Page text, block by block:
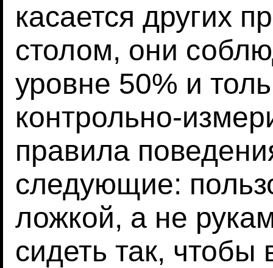
касается других
столом, они
уровне 50% и
контрольно-
правила
следующие:
ложкой, а не
сидеть так, чтобы